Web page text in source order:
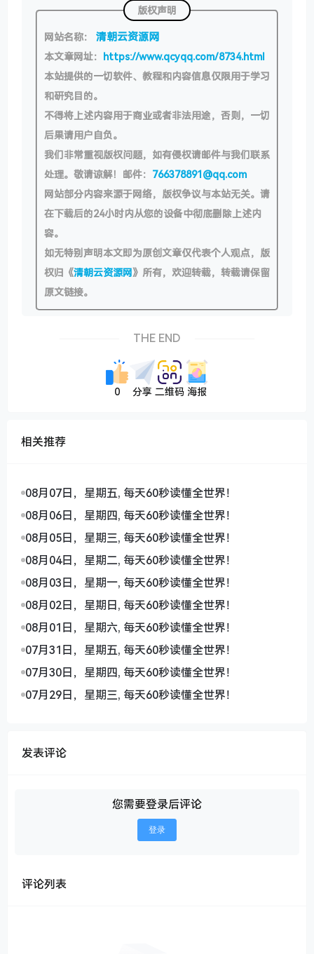
版权声明
网站名称： 清朝云资源网
本文章网址： https://www.qcyqq.com/8734.html
本站提供的一切软件、教程和内容信息仅限用于学习
和研究目的。
不得将上述内容用于商业或者非法用途，否则，一切
后果请用户自负。
我们非常重视版权问题，如有侵权请邮件与我们联系
处理。敬请谅解！邮件： 766378891@qq.com
网站部分内容来源于网络，版权争议与本站无关。请
在下载后的24小时内从您的设备中彻底删除上述内
容。
如无特别声明本文即为原创文章仅代表个人观点，版
权归《清朝云资源网》所有，欢迎转载，转载请保留
原文链接。
THE END
0 分享 二维码 海报
相关推荐
08月07日，星期五, 每天60秒读懂全世界！
08月06日，星期四, 每天60秒读懂全世界！
08月05日，星期三, 每天60秒读懂全世界！
08月04日，星期二, 每天60秒读懂全世界！
08月03日，星期一, 每天60秒读懂全世界！
08月02日，星期日, 每天60秒读懂全世界！
08月01日，星期六, 每天60秒读懂全世界！
07月31日，星期五, 每天60秒读懂全世界！
07月30日，星期四, 每天60秒读懂全世界！
07月29日，星期三, 每天60秒读懂全世界！
发表评论
您需要登录后评论
登录
评论列表